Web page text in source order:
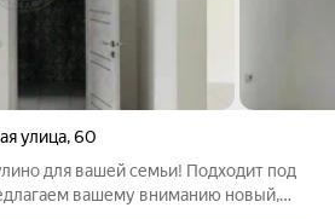
улица,60
для вашей семьи! Подходит под
вашему вниманию новый,